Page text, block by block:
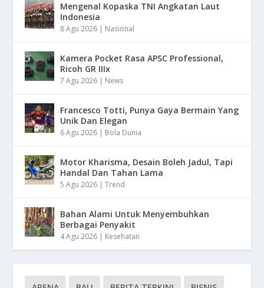
Mengenal Kopaska TNI Angkatan Laut
Indonesia
8 Agu 2026 | Nasional
Kamera Pocket Rasa APSC Professional,
Ricoh GR IIIx
7 Agu 2026 | News
Francesco Totti, Punya Gaya Bermain Yang
Unik Dan Elegan
6 Agu 2026 | Bola Dunia
Motor Kharisma, Desain Boleh Jadul, Tapi
Handal Dan Tahan Lama
5 Agu 2026 |Trend
Bahan Alami Untuk Menyembuhkan
Berbagai Penyakit
4 Agu 2026 | Kesehatan